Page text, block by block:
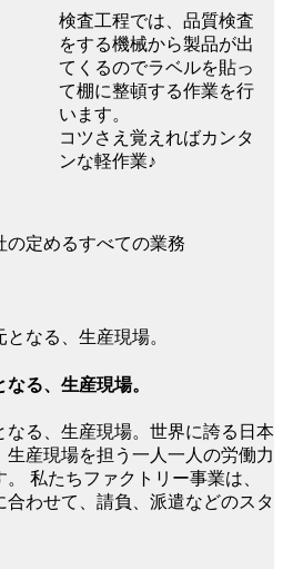
検査工程では、品質検査
をする機械から製品が出
てくるのでラベルを貼っ
て棚に整頓する作業を行
います。
コツさえ覚えればカンタ
ンな軽作業♪
の定めるすべての業務
る、生産現場。
なる、生産現場。世界に誇る日本
産現場を担う一人一人の労働力
私たちファクトリー事業は、
わせて、請負、派遣などのスタ